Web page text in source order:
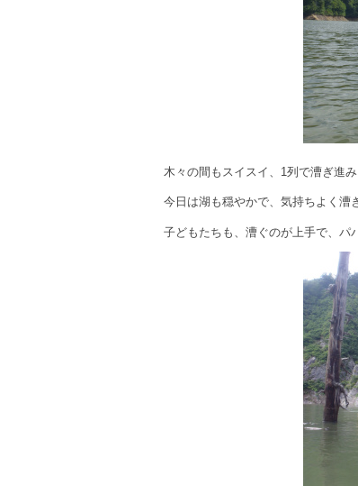
木々の間もスイスイ、1列で漕ぎ進
今日は湖も穏やかで、気持ちよく漕
子どもたちも、漕ぐのが上手で、パ